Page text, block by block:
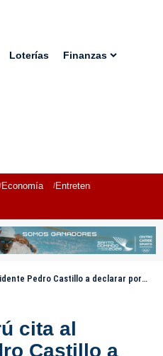
Loterías Finanzas
Economía Entretenimiento
a declarar por presuntos actos de corrupción
cita al
Castillo a